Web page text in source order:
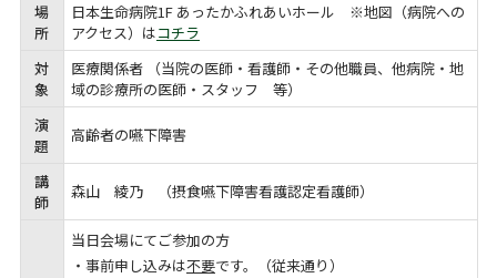
場
所
日本生命病院1F あったかふれあいホール ※地図（病院への
アクセス）はコチラ
対
象
医療関係者 （当院の医師・看護師・その他職員、他病院・地
域の診療所の医師・スタッフ 等）
演
題
高齢者の嚥下障害
講
師
森山 綾乃 （摂食嚥下障害看護認定看護師）
当日会場にてご参加の方
・事前申し込みは不要です。（従来通り）